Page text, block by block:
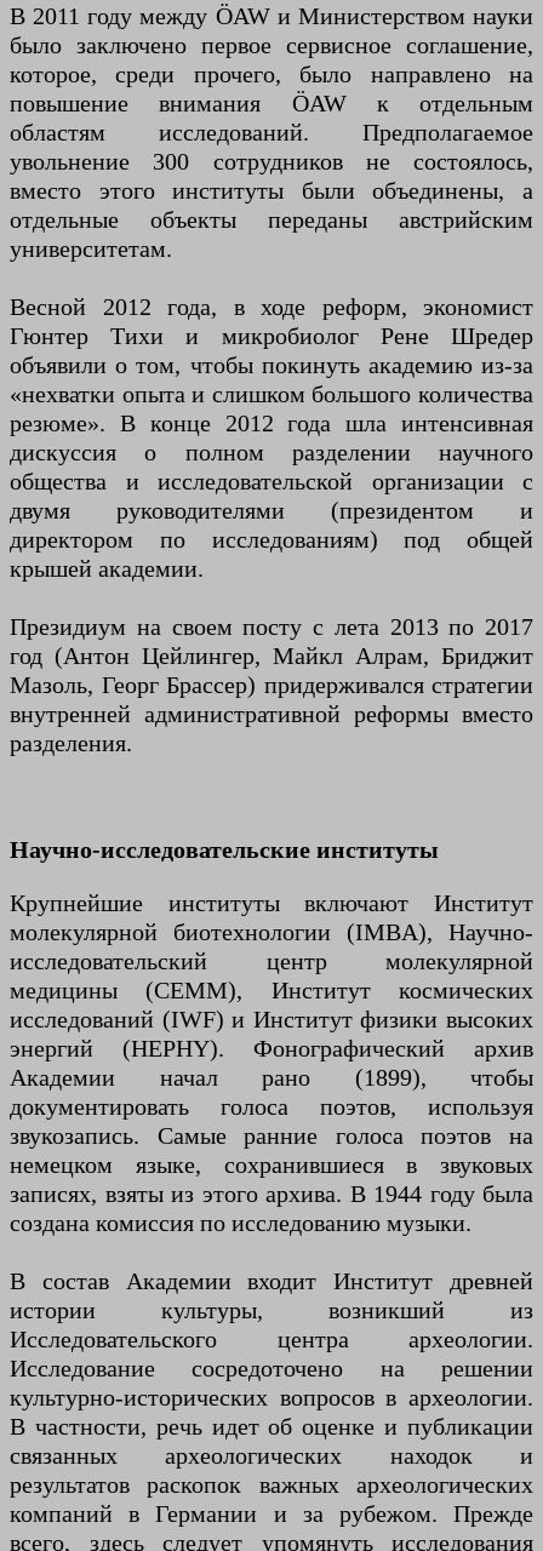
В 2011 году между ÖAW и Министерством науки
было заключено первое сервисное соглашение,
которое, среди прочего, было направлено на
повышение внимания ÖAW к отдельным
областям исследований. Предполагаемое
увольнение 300 сотрудников не состоялось,
вместо этого институты были объединены, а
отдельные объекты переданы австрийским
университетам.
Весной 2012 года, в ходе реформ, экономист
Гюнтер Тихи и микробиолог Рене Шредер
объявили о том, чтобы покинуть академию из-за
«нехватки опыта и слишком большого количества
резюме». В конце 2012 года шла интенсивная
дискуссия о полном разделении научного
общества и исследовательской организации с
двумя руководителями (президентом и
директором по исследованиям) под общей
крышей академии.
Президиум на своем посту с лета 2013 по 2017
год (Антон Цейлингер, Майкл Алрам, Бриджит
Мазоль, Георг Брассер) придерживался стратегии
внутренней административной реформы вместо
разделения.
Научно-исследовательские институты
Крупнейшие институты включают Институт
молекулярной биотехнологии (IMBA), Научно-
исследовательский центр молекулярной
медицины (CEMM), Институт космических
исследований (IWF) и Институт физики высоких
энергий (HEPHY). Фонографический архив
Академии начал рано (1899), чтобы
документировать голоса поэтов, используя
звукозапись. Самые ранние голоса поэтов на
немецком языке, сохранившиеся в звуковых
записях, взяты из этого архива. В 1944 году была
создана комиссия по исследованию музыки.
В состав Академии входит Институт древней
истории культуры, возникший из
Исследовательского центра археологии.
Исследование сосредоточено на решении
культурно-исторических вопросов в археологии.
В частности, речь идет об оценке и публикации
связанных археологических находок и
результатов раскопок важных археологических
компаний в Германии и за рубежом. Прежде
всего, здесь следует упомянуть исследования